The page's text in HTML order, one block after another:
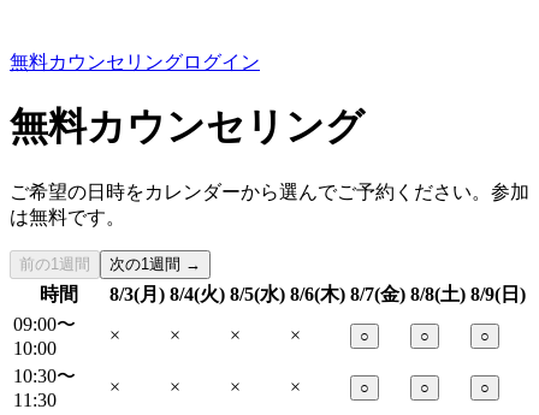
無料カウンセリングログイン
無料カウンセリング
ご希望の日時をカレンダーから選んでご予約ください。参加
は無料です。
前の1週間 次の1週間 →
時間 8/3(月) 8/4(火) 8/5(水) 8/6(木) 8/7(金) 8/8(土) 8/9(日)
09:00〜
10:00
× × × × ○ ○ ○
10:30〜
11:30
× × × × ○ ○ ○